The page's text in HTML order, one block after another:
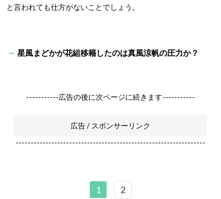
と言われても仕方がないことでしょう。
星風まどかが花組移籍したのは真風涼帆の圧力か？
-----------広告の後に次ページに続きます-----------
広告 / スポンサーリンク
----------------------------------------------------------------
1 2